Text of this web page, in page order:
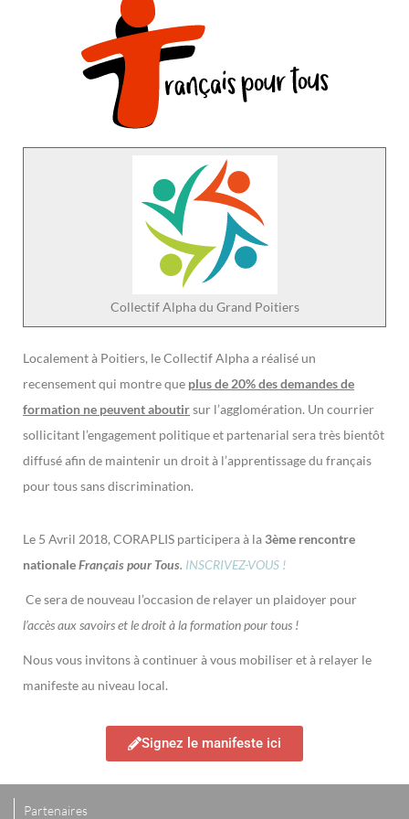
Collectif Alpha du Grand Poitiers
Localement à Poitiers, le Collectif Alpha a réalisé un
recensement qui montre que plus de 20% des demandes de
formation ne peuvent aboutirsur l’agglomération. Un courrier
sollicitant l’engagement politique et partenarial sera très bientôt
diffusé afin de maintenir un droit à l’apprentissage du français
pour tous sans discrimination.
Le 5 Avril 2018, CORAPLIS participera à la 3ème rencontre
nationaleFrançais pour Tous. INSCRIVEZ-VOUS !
Ce sera de nouveau l’occasion de relayer un plaidoyer pour
l’accès aux savoirs et le droit à la formation pour tous !
Nous vous invitons à continuer à vous mobiliser et à relayer le
manifeste au niveau local.
Signez le manifeste ici
Partenaires